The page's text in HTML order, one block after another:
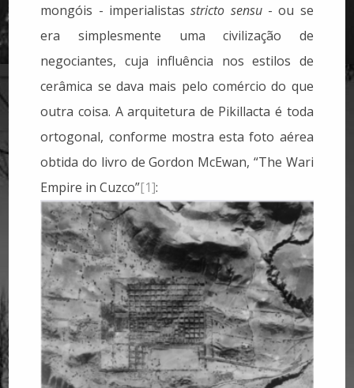
mongóis - imperialistasstricto sensu- ou se
era simplesmente uma civilização de
negociantes, cuja influência nos estilos de
cerâmica se dava mais pelo comércio do que
outra coisa. A arquitetura de Pikillacta é toda
ortogonal, conforme mostra esta foto aérea
obtida do livro de Gordon McEwan, “The Wari
Empire in Cuzco”[1]: